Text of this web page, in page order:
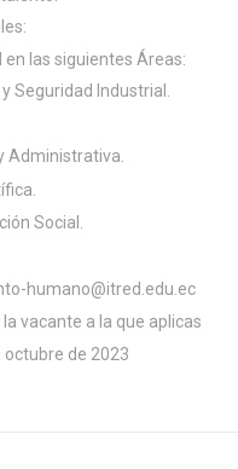
las siguientes Áreas:
Seguridad Industrial.
Administrativa.
Social.
humano@itred.edu.ec
vacante a la que aplicas
octubre de 2023